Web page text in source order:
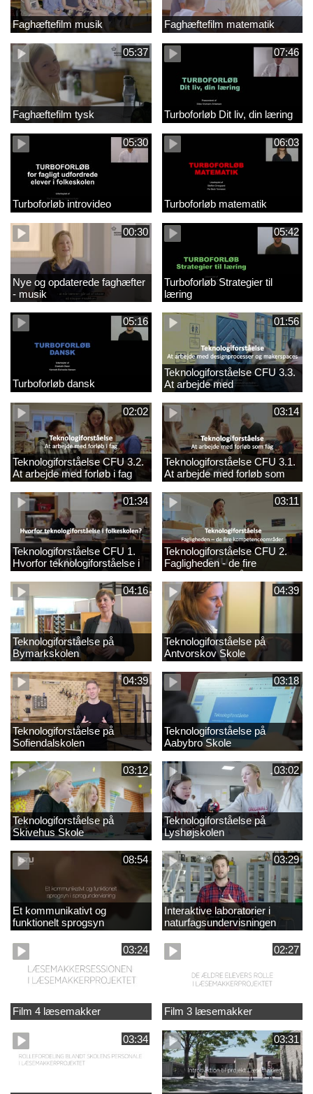
Faghæftefilm musik Faghæftefilm matematik
05:37
Faghæftefilm tysk
07:46
Turboforløb Dit liv, din læring
05:30
Turboforløb introvideo
06:03
Turboforløb matematik
00:30
Nye og opdaterede faghæfter
- musik
05:42
Turboforløb Strategier til
læring
05:16
Turboforløb dansk
01:56
Teknologiforståelse CFU 3.3.
At arbejde med
designprocesser og
makerspaces
02:02
Teknologiforståelse CFU 3.2.
At arbejde med forløb i fag
03:14
Teknologiforståelse CFU 3.1.
At arbejde med forløb som
fag
01:34
Teknologiforståelse CFU 1.
Hvorfor teknologiforståelse i
folkeskolen?
03:11
Teknologiforståelse CFU 2.
Fagligheden - de fire
kompetenceområder
04:16
Teknologiforståelse på
Bymarkskolen
04:39
Teknologiforståelse på
Antvorskov Skole
04:39
Teknologiforståelse på
Sofiendalskolen
03:18
Teknologiforståelse på
Aabybro Skole
03:12
Teknologiforståelse på
Skivehus Skole
03:02
Teknologiforståelse på
Lyshøjskolen
08:54
Et kommunikativt og
funktionelt sprogsyn
03:29
Interaktive laboratorier i
naturfagsundervisningen
03:24
Film 4 læsemakker
02:27
Film 3 læsemakker
03:34 03:31